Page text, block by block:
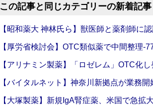
この記事と同じカテゴリーの新着記事
【昭和薬大 神林氏ら】獣医師と薬剤師に
【厚労省検討会】OTC類似薬で中間整理
【アリナミン製薬】「ロゼレム」OTC化
【バイタルネット】神奈川新拠点が業務開
【大塚製薬】新規IgA腎症薬、米国で急拡